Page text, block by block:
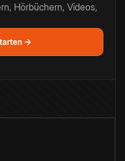
Hörbüchern, Videos,
→